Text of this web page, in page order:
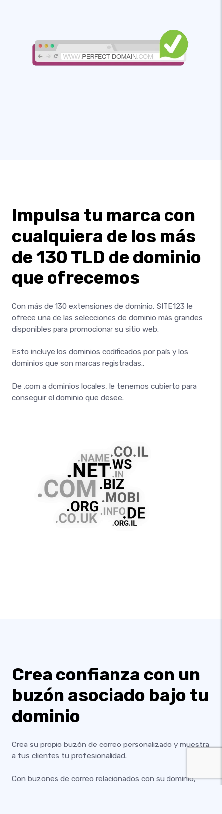
Impulsa tu marca con
cualquiera de los más
de 130 TLD de dominio
que ofrecemos
Con más de 130 extensiones de dominio, SITE123 le
ofrece una de las selecciones de dominio más grandes
disponibles para promocionar su sitio web.
Esto incluye los dominios codificados por país y los
dominios que son marcas registradas..
De .com a dominios locales, le tenemos cubierto para
conseguir el dominio que desee.
Crea confianza con un
buzón asociado bajo tu
dominio
Crea su propio buzón de correo personalizado y muestra
a tus clientes tu profesionalidad.
Con buzones de correo relacionados con su dominio,